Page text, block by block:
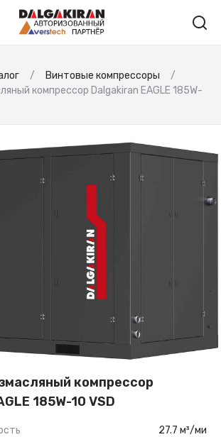
Винтовые компрессоры
компрессор Dalgakiran EAGLE 185W-
компрессор
185W-10 VSD
27.7 м³/ми